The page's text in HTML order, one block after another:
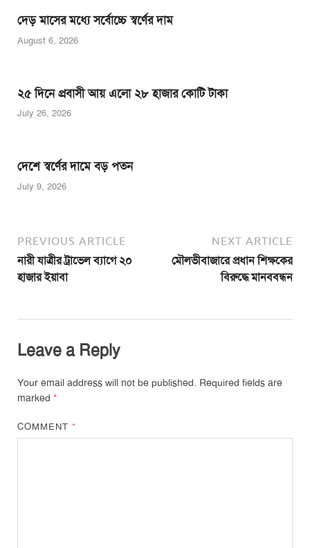
o
o
p g
দেড় মাসের মধ্যে সর্বোচ্চে স্বর্ণের দাম
August 6, 2026
২৫ দিনে প্রবাসী আয় এলো ২৮ হাজার কোটি টাকা
July 26, 2026
দেশে স্বর্ণের দামে বড় পতন
July 9, 2026
PREVIOUS ARTICLE
নারী যাত্রীর ট্রাভেল ব্যাগে ২০
হাজার ইয়াবা
NEXT ARTICLE
মৌলভীবাজারে প্রধান শিক্ষকের
বিরুদ্ধে মানববন্ধন
Leave a Reply
Your email address will not be published. Required fields are
marked *
COMMENT*